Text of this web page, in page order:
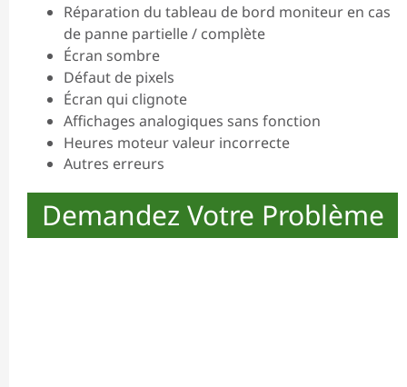
Réparation du tableau de bord moniteur en cas
de panne partielle / complète
Écran sombre
Défaut de pixels
Écran qui clignote
Affichages analogiques sans fonction
Heures moteur valeur incorrecte
Autres erreurs
Demandez Votre Problème